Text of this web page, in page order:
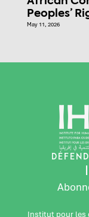
Peoples’
May 11, 2026
Institut pour les